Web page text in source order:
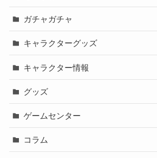
ガチャガチャ
キャラクターグッズ
キャラクター情報
グッズ
ゲームセンター
コラム